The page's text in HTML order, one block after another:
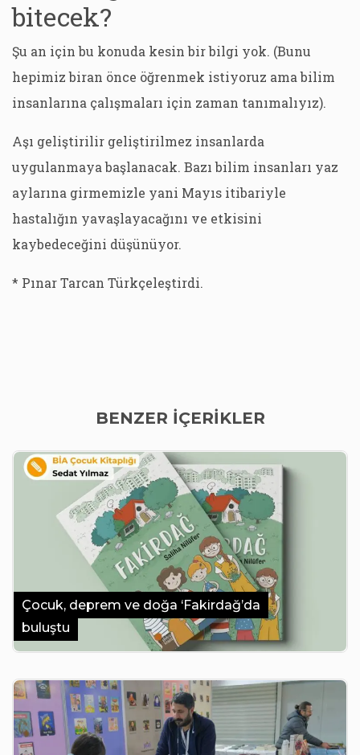
bitecek?
Şu an için bu konuda kesin bir bilgi yok. (Bunu
hepimiz biran önce öğrenmek istiyoruz ama bilim
insanlarına çalışmaları için zaman tanımalıyız).
Aşı geliştirilir geliştirilmez insanlarda
uygulanmaya başlanacak. Bazı bilim insanları yaz
aylarına girmemizle yani Mayıs itibariyle
hastalığın yavaşlayacağını ve etkisini
kaybedeceğini düşünüyor.
* Pınar Tarcan Türkçeleştirdi.
BENZER İÇERİKLER
Çocuk, deprem ve doğa ‘Fakirdağ’da
buluştu